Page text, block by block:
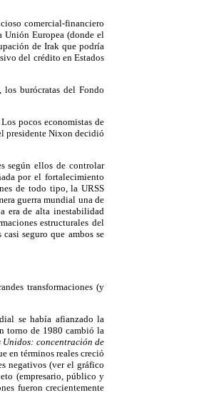
comercial-financiero
Unión Europea (donde el
de Irak que podría
del crédito en Estados
los burócratas del Fondo
pocos economistas de
presidente Nixon decidió
según ellos de controlar
por el fortalecimiento
de todo tipo, la URSS
guerra mundial una de
era de alta inestabilidad
estructurales del
seguro que ambos se
transformaciones (y
se había afianzado la
torno de 1980 cambió la
Unidos: concentración de
en términos reales creció
negativos (ver el gráfico
(empresario, público y
fueron crecientemente